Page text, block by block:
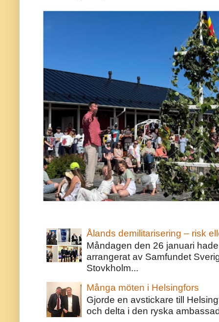
Ålands demilitarisering – risk
Måndagen den 26 januari
arrangerat av Samfundet
Stovkholm...
Många möten i Helsingfors
Gjorde en avstickare till
och delta i den ryska